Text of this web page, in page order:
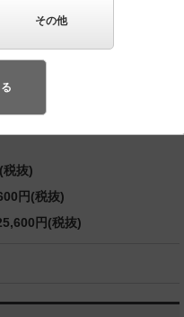
イプ（ライコン別売）
ー） ウォールウォッ
LED 350形
ン性・配光制御など様々なご
抜)
円(税抜)
円(税抜)
その他